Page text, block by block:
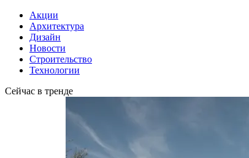
Акции
Архитектура
Дизайн
Новости
Строительство
Технологии
Сейчас в тренде